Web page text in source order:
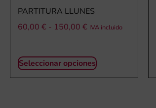
PARTITURA LLUNES
60,00 € - 150,00 € IVA incluido
Seleccionar opciones